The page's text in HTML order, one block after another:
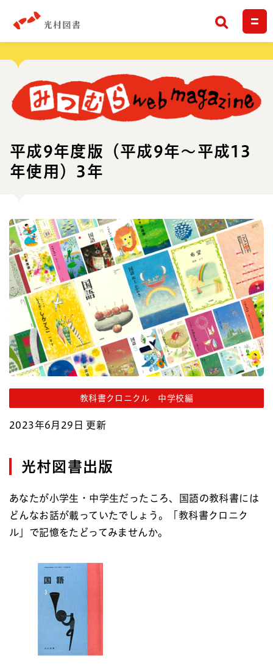
検索
平成9年度版（平成9年～平成13
年使用）3年
教科書クロニクル 中学校編
2023年6月29日 更新
光村図書出版
あなたが小学生・中学生だったころ、国語の教科書には
どんなお話が載っていたでしょう。「教科書クロニク
ル」で記憶をたどってみませんか。